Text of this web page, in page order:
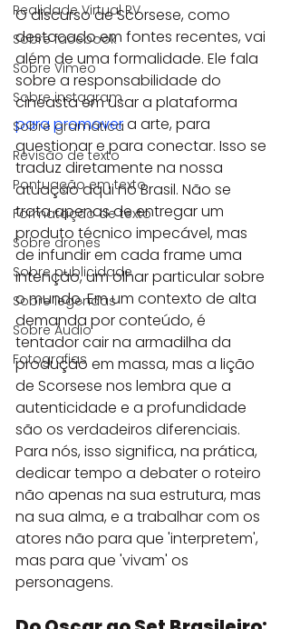
Realidade Virtual RV
Sobre facebook
Sobre Vimeo
Sobre instagram
Sobre gramática
Revisão de texto
Pontuação em texto
Formatação de texto
Sobre drones
Sobre publicidade
Sobre legendas
Sobre Áudio
Fotografias
O discurso de Scorsese, como
destacado em fontes recentes, vai
além de uma formalidade. Ele fala
sobre a responsabilidade do
cineasta em usar a plataforma
para promover a arte, para
questionar e para conectar. Isso se
traduz diretamente na nossa
atuação aqui no Brasil. Não se
trata apenas de entregar um
produto técnico impecável, mas
de infundir em cada frame uma
intenção, um olhar particular sobre
o mundo. Em um contexto de alta
demanda por conteúdo, é
tentador cair na armadilha da
produção em massa, mas a lição
de Scorsese nos lembra que a
autenticidade e a profundidade
são os verdadeiros diferenciais.
Para nós, isso significa, na prática,
dedicar tempo a debater o roteiro
não apenas na sua estrutura, mas
na sua alma, e a trabalhar com os
atores não para que 'interpretem',
mas para que 'vivam' os
personagens.